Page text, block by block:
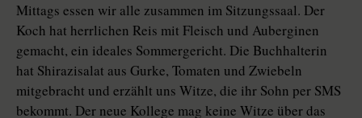
Mittags essen wir alle zusammen im Sitzungssaal. Der
Koch hat herrlichen Reis mit Fleisch und Auberginen
gemacht, ein ideales Sommergericht. Die Buchhalterin
hat Shirazisalat aus Gurke, Tomaten und Zwiebeln
mitgebracht und erzählt uns Witze, die ihr Sohn per SMS
bekommt. Der neue Kollege mag keine Witze über das